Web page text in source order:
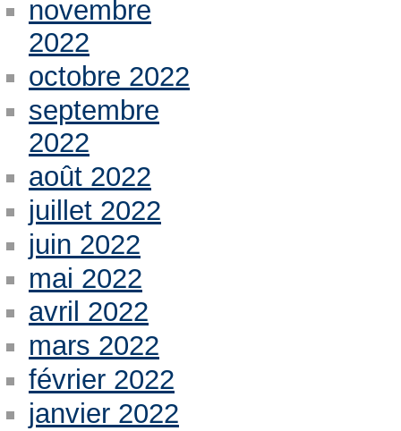
novembre
2022
octobre 2022
septembre
2022
août 2022
juillet 2022
juin 2022
mai 2022
avril 2022
mars 2022
février 2022
janvier 2022